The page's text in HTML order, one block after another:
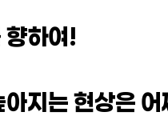
향하여!
지는 현상은